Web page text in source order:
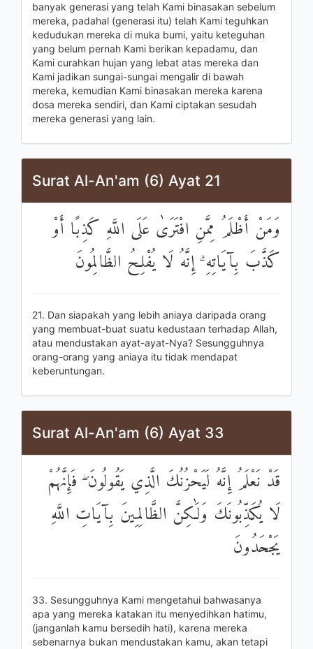
banyak generasi yang telah Kami binasakan sebelum
mereka, padahal (generasi itu) telah Kami teguhkan
kedudukan mereka di muka bumi, yaitu keteguhan
yang belum pernah Kami berikan kepadamu, dan
Kami curahkan hujan yang lebat atas mereka dan
Kami jadikan sungai-sungai mengalir di bawah
mereka, kemudian Kami binasakan mereka karena
dosa mereka sendiri, dan Kami ciptakan sesudah
mereka generasi yang lain.
Surat Al-An'am (6) Ayat 21
وَمَنْ أَظْلَمُ مِمَّنِ افْتَرَىٰ عَلَى اللَّهِ كَذِبًا أَوْ
كَذَّبَ بِآيَاتِهِ ۗ إِنَّهُ لَا يُفْلِحُ الظَّالِمُونَ
21. Dan siapakah yang lebih aniaya daripada orang
yang membuat-buat suatu kedustaan terhadap Allah,
atau mendustakan ayat-ayat-Nya? Sesungguhnya
orang-orang yang aniaya itu tidak mendapat
keberuntungan.
Surat Al-An'am (6) Ayat 33
قَدْ نَعْلَمُ إِنَّهُ لَيَحْزُنُكَ الَّذِي يَقُولُونَ ۖ فَإِنَّهُمْ
لَا يُكَذِّبُونَكَ وَلَٰكِنَّ الظَّالِمِينَ بِآيَاتِ اللَّهِ
يَجْحَدُونَ
33. Sesungguhnya Kami mengetahui bahwasanya
apa yang mereka katakan itu menyedihkan hatimu,
(janganlah kamu bersedih hati), karena mereka
sebenarnya bukan mendustakan kamu, akan tetapi